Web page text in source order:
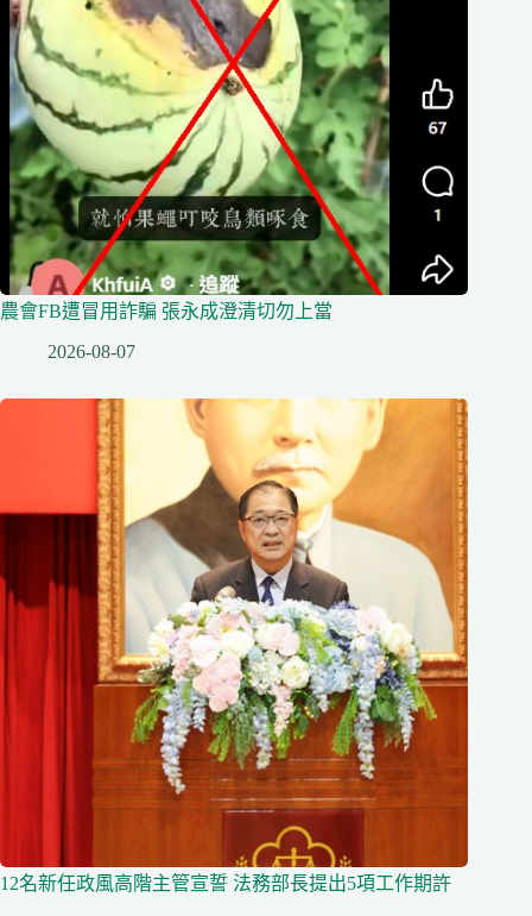
農會FB遭冒用詐騙 張永成澄清切勿上當
2026-08-07
12名新任政風高階主管宣誓 法務部長提出5項工作期許